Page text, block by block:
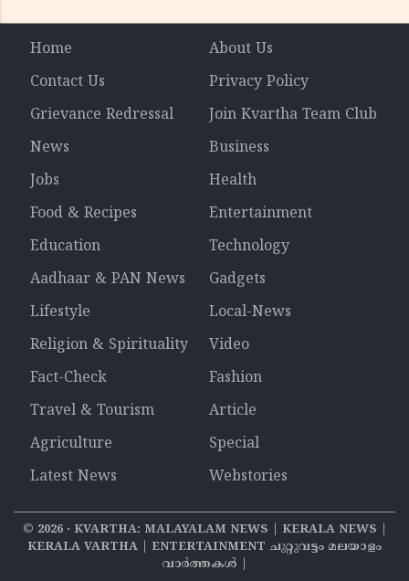
Home
About Us
Contact Us
Privacy Policy
Grievance Redressal
Join Kvartha Team Club
News
Business
Jobs
Health
Food & Recipes
Entertainment
Education
Technology
Aadhaar & PAN News
Gadgets
Lifestyle
Local-News
Religion & Spirituality
Video
Fact-Check
Fashion
Travel & Tourism
Article
Agriculture
Special
Latest News
Webstories
© 2026‧ KVARTHA: MALAYALAM NEWS | KERALA NEWS |
KERALA VARTHA | ENTERTAINMENT ചുറ്റുവട്ടം മലയാളം
വാര്‍ത്തകൾ |